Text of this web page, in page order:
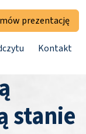
Kontakt
prezentację
stanie